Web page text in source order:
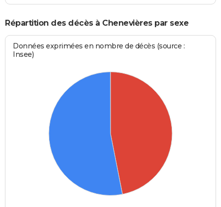
Répartition des décès à Chenevières par sexe
Données exprimées en nombre de décès (source :
Insee)